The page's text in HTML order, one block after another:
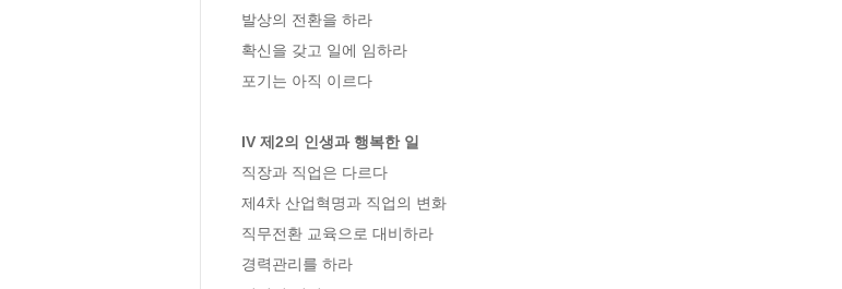
발상의 전환을 하라
확신을 갖고 일에 임하라
포기는 아직 이르다
IV 제2의 인생과 행복한 일
직장과 직업은 다르다
제4차 산업혁명과 직업의 변화
직무전환 교육으로 대비하라
경력관리를 하라